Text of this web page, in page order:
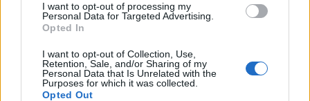
I want to opt-out of processing my
Personal Data for Targeted Advertising.
Opted In
I want to opt-out of Collection, Use,
Retention, Sale, and/or Sharing of my
Personal Data that Is Unrelated with the
Purposes for which it was collected.
Opted Out
SAN VITTORE OLONA - CERRO MAGGIORE
Futuro Nazionale arriva anche a
San Vittore Olona e Cerro Maggiore